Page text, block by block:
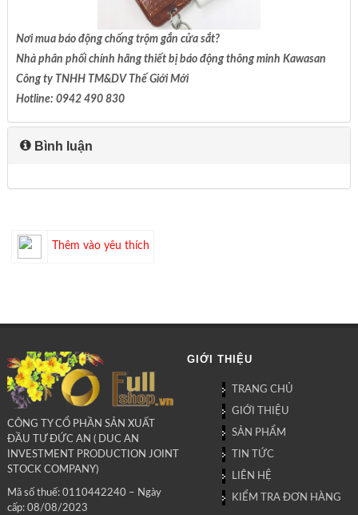
Nơi mua báo động chống trộm gắn cửa sắt?
Nhà phân phối chính hãng thiết bị báo động thông minh Kawasan
Công ty TNHH TM&DV Thế Giới Mới
Hotline: 0942 490 830
Bình luận
Thêm vào yêu thích
CÔNG TY CỔ PHẦN SẢN XUẤT
ĐẦU TƯ ĐỨC AN ( DUC AN
INVESTMENT PRODUCTION JOINT
STOCK COMPANY)
Mã số thuế: 0110442240 – Ngày
cấp: 08/08/2023
GIỚI THIỆU
TRANG CHỦ
GIỚI THIỆU
SẢN PHẨM
TIN TỨC
LIÊN HỆ
KIỂM TRA ĐƠN HÀNG